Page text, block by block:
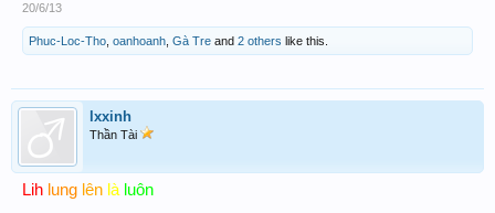
20/6/13
Phuc-Loc-Tho oanhoanh Gà Tre and 2 others like this.
lxxinh
Thần Tài
Lih lung lên là luôn